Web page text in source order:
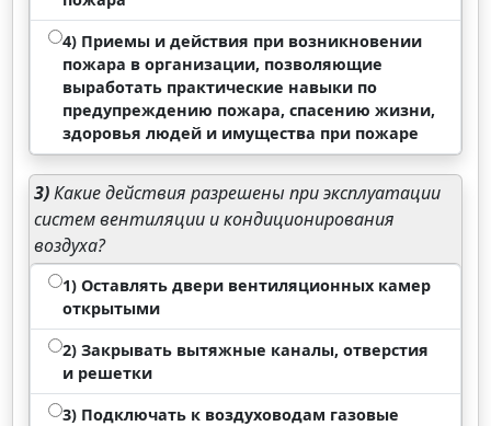
4) Приемы и действия при возникновении
пожара в организации, позволяющие
выработать практические навыки по
предупреждению пожара, спасению жизни,
здоровья людей и имущества при пожаре
3)Какие действия разрешены при эксплуатации
систем вентиляции и кондиционирования
воздуха?
1) Оставлять двери вентиляционных камер
открытыми
2) Закрывать вытяжные каналы, отверстия
и решетки
3) Подключать к воздуховодам газовые